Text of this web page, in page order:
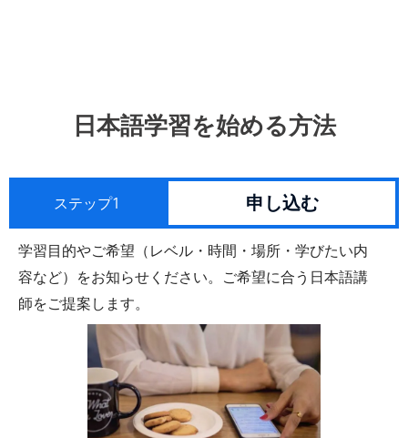
日本語学習を始める方法
ステップ1 申し込む
学習目的やご希望（レベル・時間・場所・学びたい内
容など）をお知らせください。ご希望に合う日本語講
師をご提案します。